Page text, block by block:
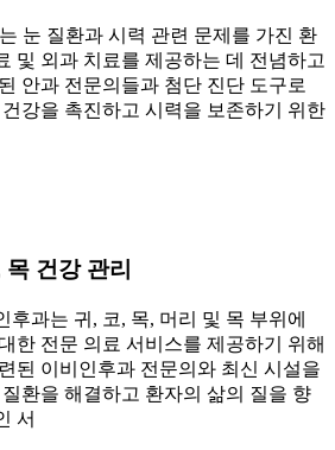
눈 질환과 시력 관련 문제를 가진 환
및 외과 치료를 제공하는 데 전념하고
안과 전문의들과 첨단 진단 도구로
강을 촉진하고 시력을 보존하기 위한
건강 관리
후과는 귀, 코, 목, 머리 및 목 부위에
한 전문 의료 서비스를 제공하기 위해
된 이비인후과 전문의와 최신 시설을
환을 해결하고 환자의 삶의 질을 향
서